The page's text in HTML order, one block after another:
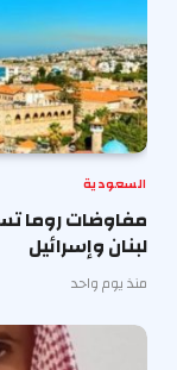
السعودية
مفاوضات روما
لبنان وإسرائيل
منذ يوم واحد